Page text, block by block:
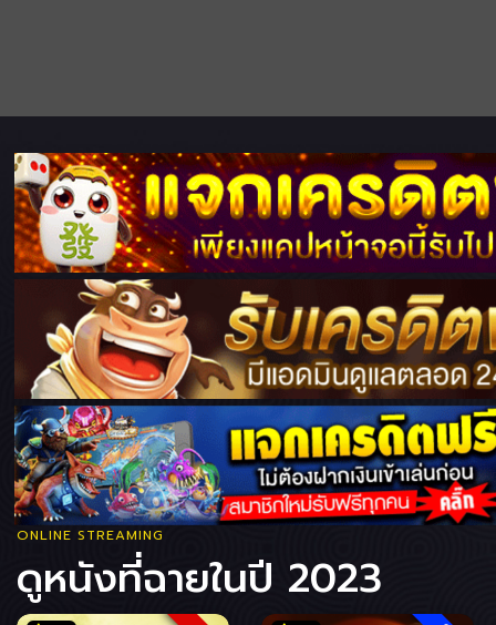
ONLINE STREAMING
ดูหนังที่ฉายในปี 2023